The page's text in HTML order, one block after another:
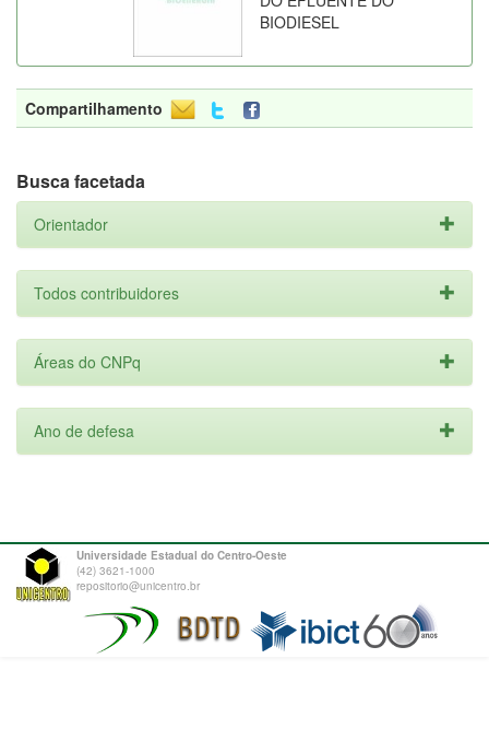
BIODIESEL
Compartilhamento
Busca facetada
Orientador
Todos contribuidores
Áreas do CNPq
Ano de defesa
Universidade Estadual do Centro-Oeste
(42) 3621-1000
repositorio@unicentro.br